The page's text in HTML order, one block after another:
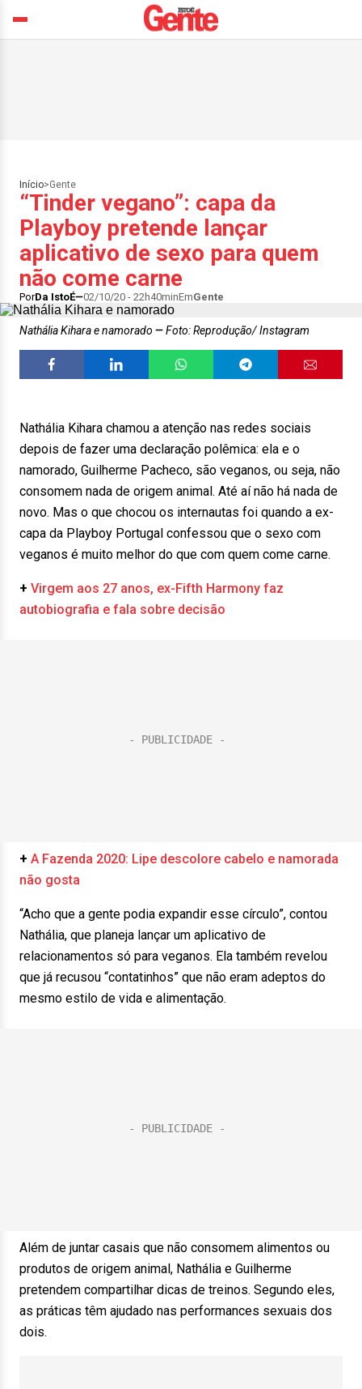
Início>Gente
“Tinder vegano”: capa da
Playboy pretende lançar
aplicativo de sexo para quem
não come carne
PorDa IstoÉ 02/10/20 - 22h40minEmGente
Nathália Kihara e namorado Foto: Reprodução/ Instagram
Nathália Kihara chamou a atenção nas redes sociais
depois de fazer uma declaração polêmica: ela e o
namorado, Guilherme Pacheco, são veganos, ou seja, não
consomem nada de origem animal. Até aí não há nada de
novo. Mas o que chocou os internautas foi quando a ex-
capa da Playboy Portugal confessou que o sexo com
veganos é muito melhor do que com quem come carne.
+ Virgem aos 27 anos, ex-Fifth Harmony faz
autobiografia e fala sobre decisão
+ A Fazenda 2020: Lipe descolore cabelo e namorada
não gosta
“Acho que a gente podia expandir esse círculo”, contou
Nathália, que planeja lançar um aplicativo de
relacionamentos só para veganos. Ela também revelou
que já recusou “contatinhos” que não eram adeptos do
mesmo estilo de vida e alimentação.
Além de juntar casais que não consomem alimentos ou
produtos de origem animal, Nathália e Guilherme
pretendem compartilhar dicas de treinos. Segundo eles,
as práticas têm ajudado nas performances sexuais dos
dois.